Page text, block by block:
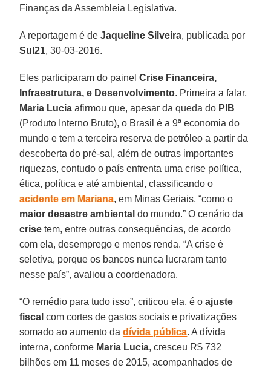
Finanças da Assembleia Legislativa.
A reportagem é deJaqueline Silveira, publicada por
Sul21, 30-03-2016.
Eles participaram do painelCrise Financeira,
Infraestrutura, e Desenvolvimento. Primeira a falar,
Maria Lucia afirmou que, apesar da queda do PIB
(Produto Interno Bruto), o Brasil é a 9ª economia do
mundo e tem a terceira reserva de petróleo a partir da
descoberta do pré-sal, além de outras importantes
riquezas, contudo o país enfrenta uma crise política,
ética, política e até ambiental, classificando o
acidente em Mariana, em Minas Geriais, “como o
maior desastre ambiental do mundo.” O cenário da
crise tem, entre outras consequências, de acordo
com ela, desemprego e menos renda. “A crise é
seletiva, porque os bancos nunca lucraram tanto
nesse país”, avaliou a coordenadora.
“O remédio para tudo isso”, criticou ela, é o ajuste
fiscal com cortes de gastos sociais e privatizações
somado ao aumento dadívida pública. A dívida
interna, conforme Maria Lucia, cresceu R$ 732
bilhões em 11 meses de 2015, acompanhados de